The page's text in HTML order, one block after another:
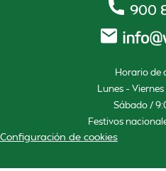
900
Horario de
Lunes –
Sábado /
Festivos
Configuración de cookies